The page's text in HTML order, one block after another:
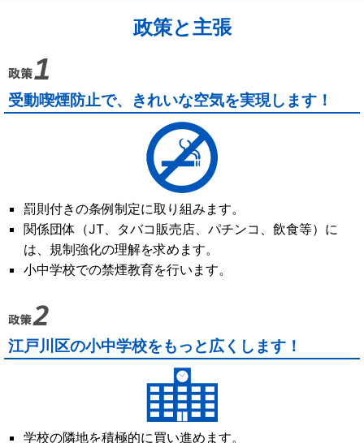
政策と主張
受動喫煙防止で、きれいな空気を実現します！
罰則付きの条例制定に取り組みます。
関係団体（JT、タバコ販売店、パチンコ、飲食等）に
は、規制強化の理解を求めます。
小中学校での禁煙教育を行います。
江戸川区の小中学校をもっと広くします！
学校の隣地を積極的に買い進めます。